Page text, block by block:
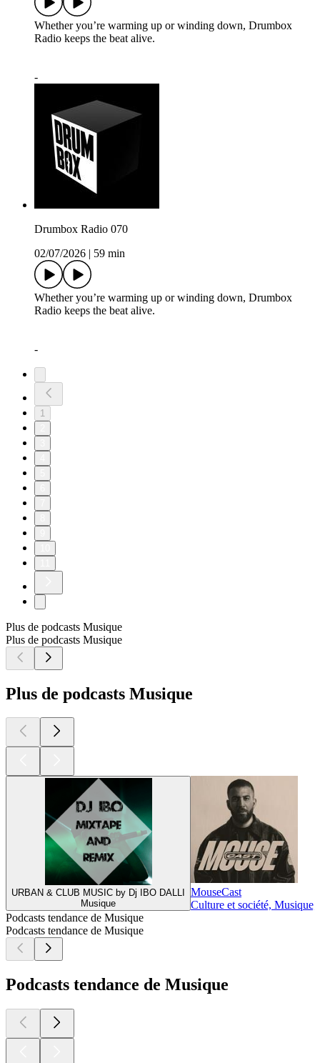
Whether you’re warming up or winding down, Drumbox
Radio keeps the beat alive.
-
Drumbox Radio 070
02/07/2026 | 59 min
Whether you’re warming up or winding down, Drumbox
Radio keeps the beat alive.
-
1
Plus de podcasts Musique
Plus de podcasts Musique
Plus de podcasts Musique
URBAN & CLUB MUSIC by Dj IBO DALLI
Musique
MouseCast
Culture et société,
Podcasts tendance de Musique
Podcasts tendance de Musique
Podcasts tendance de Musique